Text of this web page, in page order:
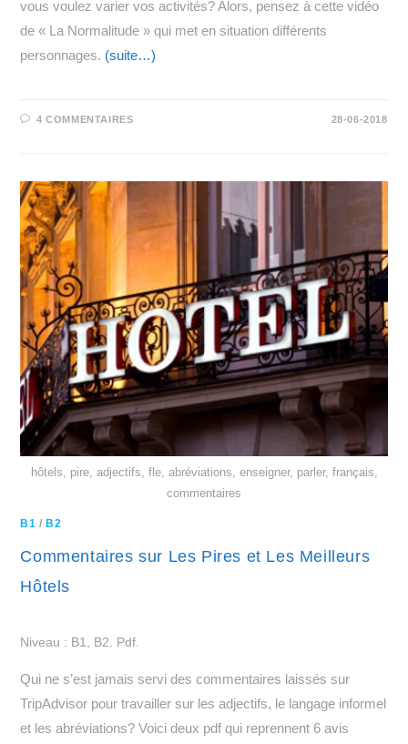
vous voulez varier vos activités? Alors, pensez à cette vidéo
de « La Normalitude » qui met en situation différents
personnages. (suite…)
4 COMMENTAIRES 28-06-2018
hôtels, pire, adjectifs, fle, abréviations, enseigner, parler, français,
commentaires
B1 / B2
Commentaires sur Les Pires et Les Meilleurs
Hôtels
Niveau : B1, B2. Pdf.
Qui ne s’est jamais servi des commentaires laissés sur
TripAdvisor pour travailler sur les adjectifs, le langage informel
et les abréviations? Voici deux pdf qui reprennent 6 avis